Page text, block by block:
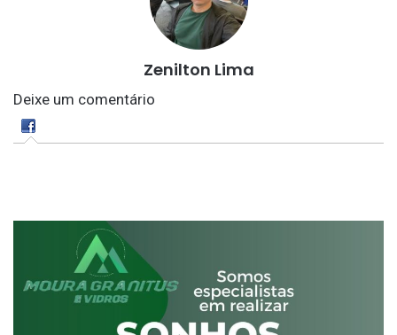
Zenilton Lima
Deixe um comentário